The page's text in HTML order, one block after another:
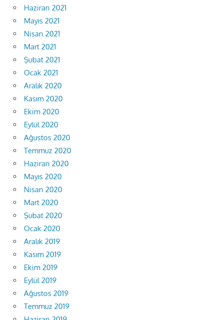
Haziran 2021
Mayıs 2021
Nisan 2021
Mart 2021
Şubat 2021
Ocak 2021
Aralık 2020
Kasım 2020
Ekim 2020
Eylül 2020
Ağustos 2020
Temmuz 2020
Haziran 2020
Mayıs 2020
Nisan 2020
Mart 2020
Şubat 2020
Ocak 2020
Aralık 2019
Kasım 2019
Ekim 2019
Eylül 2019
Ağustos 2019
Temmuz 2019